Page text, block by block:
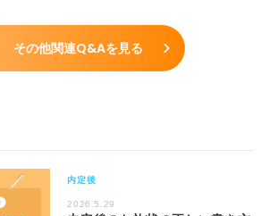
その他関連Q&Aを見る
内定後
2026.5.29